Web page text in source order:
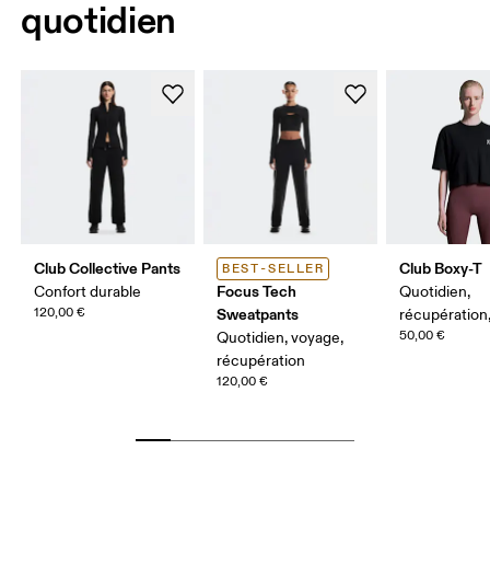
quotidien
Club Collective Pants
Confort durable
120,00 €
BEST-SELLER
Focus Tech
Sweatpants
Quotidien, voyage,
récupération
120,00 €
Club Boxy-T
Quotidien,
50,00 €